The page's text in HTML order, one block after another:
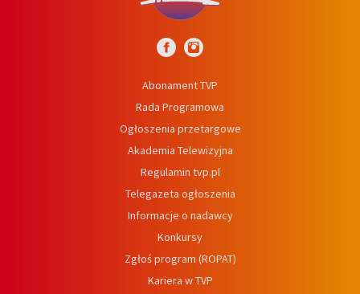
Abonament TVP
Rada Programowa
Ogłoszenia przetargowe
Akademia Telewizyjna
Regulamin tvp.pl
Telegazeta ogłoszenia
Informacje o nadawcy
Konkursy
Zgłoś program (ROPAT)
Kariera w TVP